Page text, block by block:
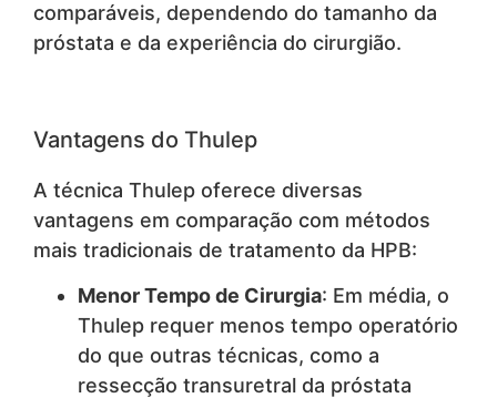
comparáveis, dependendo do tamanho da
próstata e da experiência do cirurgião.
Vantagens do Thulep
A técnica Thulep oferece diversas
vantagens em comparação com métodos
mais tradicionais de tratamento da HPB:
Menor Tempo de Cirurgia: Em média, o
Thulep requer menos tempo operatório
do que outras técnicas, como a
ressecção transuretral da próstata